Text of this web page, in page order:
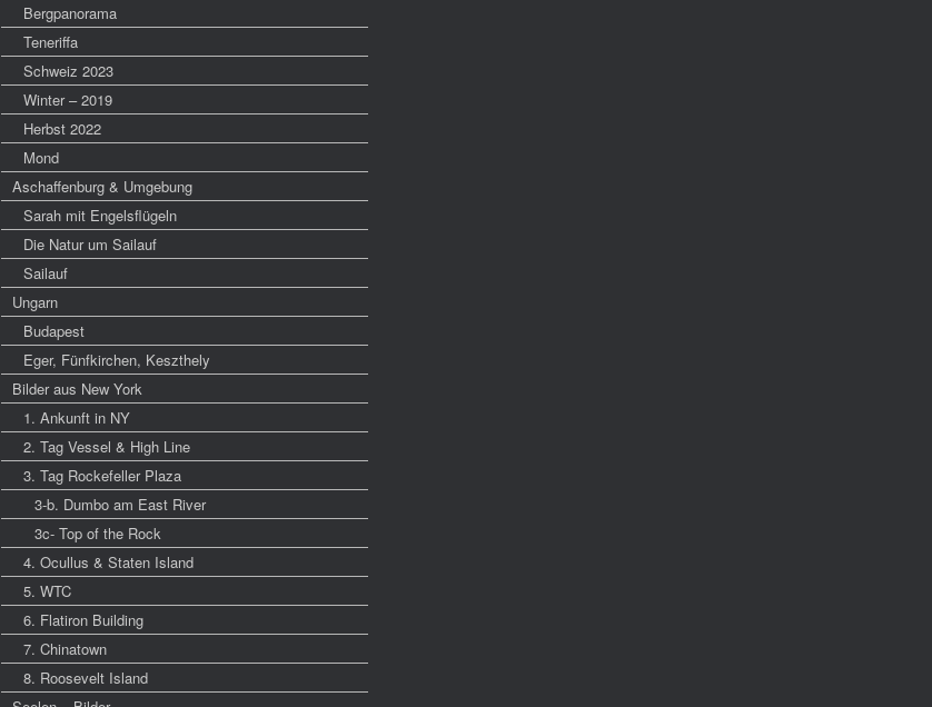
Bergpanorama
Teneriffa
Schweiz 2023
Winter – 2019
Herbst 2022
Mond
Aschaffenburg & Umgebung
Sarah mit Engelsflügeln
Die Natur um Sailauf
Sailauf
Ungarn
Budapest
Eger, Fünfkirchen, Keszthely
Bilder aus New York
1. Ankunft in NY
2. Tag Vessel & High Line
3. Tag Rockefeller Plaza
3-b. Dumbo am East River
3c- Top of the Rock
4. Ocullus & Staten Island
5. WTC
6. Flatiron Building
7. Chinatown
8. Roosevelt Island